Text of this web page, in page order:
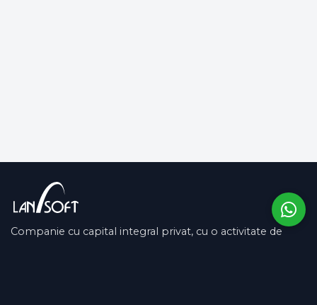
Companie cu capital integral privat, cu o activitate de